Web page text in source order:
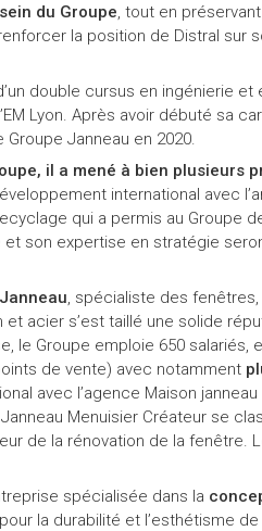
du Groupe, tout en
la position de Distral sur
double cursus en ingénierie
Lyon. Après avoir débuté sa
Janneau en 2020.
il a mené à bien plusieurs
international avec
qui a permis au Groupe
son expertise en stratégie
, spécialiste des
et acier s’est taillé une solide
le Groupe emploie 650
de vente) avec notamment
avec l’agence Maison
Janneau Menuisier Créateur se
de la rénovation de la fenêtre.
spécialisée dans la
la durabilité et l’esthétisme